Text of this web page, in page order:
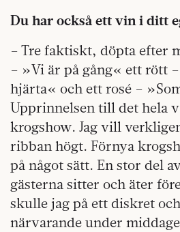
Du har också ett vin i ditt
– Tre faktiskt, döpta efter
– »Vi är på gång« ett rött
hjärta« och ett rosé –
Upprinnelsen till det hela
krogshow. Jag vill
ribban högt. Förnya
på något sätt. En stor del
gästerna sitter och äter
skulle jag på ett diskret
närvarande under